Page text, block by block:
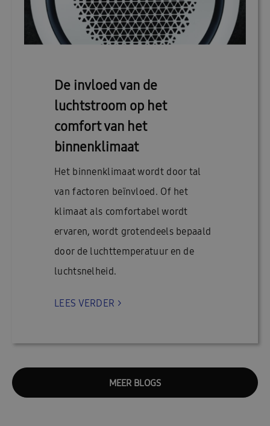
De invloed van de
luchtstroom op het
comfort van het
binnenklimaat
Het binnenklimaat wordt door tal
van factoren beïnvloed. Of het
klimaat als comfortabel wordt
ervaren, wordt grotendeels bepaald
door de luchttemperatuur en de
luchtsnelheid.
LEES VERDER >
MEER BLOGS